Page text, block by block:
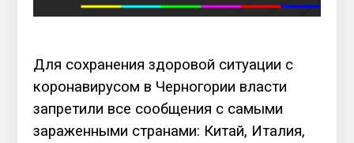
Для сохранения здоровой ситуации с
коронавирусом в Черногории власти
запретили все сообщения с самыми
зараженными странами: Китай, Италия,